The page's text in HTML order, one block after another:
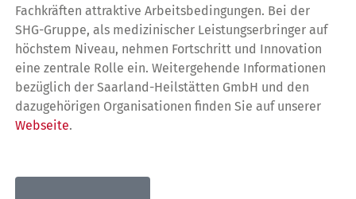
Fachkräften attraktive Arbeitsbedingungen. Bei der
SHG-Gruppe, als medizinischer Leistungserbringer auf
höchstem Niveau, nehmen Fortschritt und Innovation
eine zentrale Rolle ein. Weitergehende Informationen
bezüglich der Saarland-Heilstätten GmbH und den
dazugehörigen Organisationen finden Sie auf unserer
Webseite.